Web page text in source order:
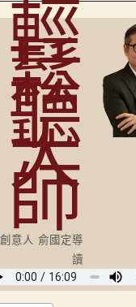
輕
鬆
聽
大
師
意人 俞國定導
讀